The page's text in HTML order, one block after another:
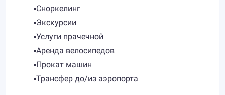
Сноркелинг
Экскурсии
Услуги прачечной
Аренда велосипедов
Прокат машин
Трансфер до/из аэропорта